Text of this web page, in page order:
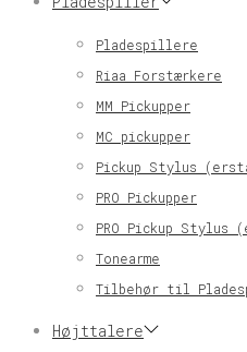
Pladespillere
Riaa Forstærkere
MM Pickupper
MC pickupper
Pickup Stylus
PRO Pickupper
PRO Pickup Stylus
Tonearme
Tilbehør til
Højttalere